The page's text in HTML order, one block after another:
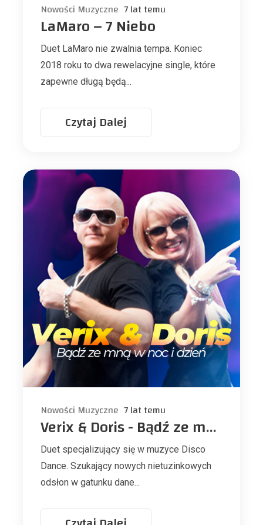
Nowości Muzyczne 7 lat temu
LaMaro – 7 Niebo
Duet LaMaro nie zwalnia tempa. Koniec
2018 roku to dwa rewelacyjne single, które
zapewne długą będą...
Czytaj Dalej
Nowości Muzyczne 7 lat temu
Verix & Doris - Bądź ze mną w noc i dzień NOWOŚĆ
Duet specjalizujący się w muzyce Disco
Dance. Szukający nowych nietuzinkowych
odsłon w gatunku dane...